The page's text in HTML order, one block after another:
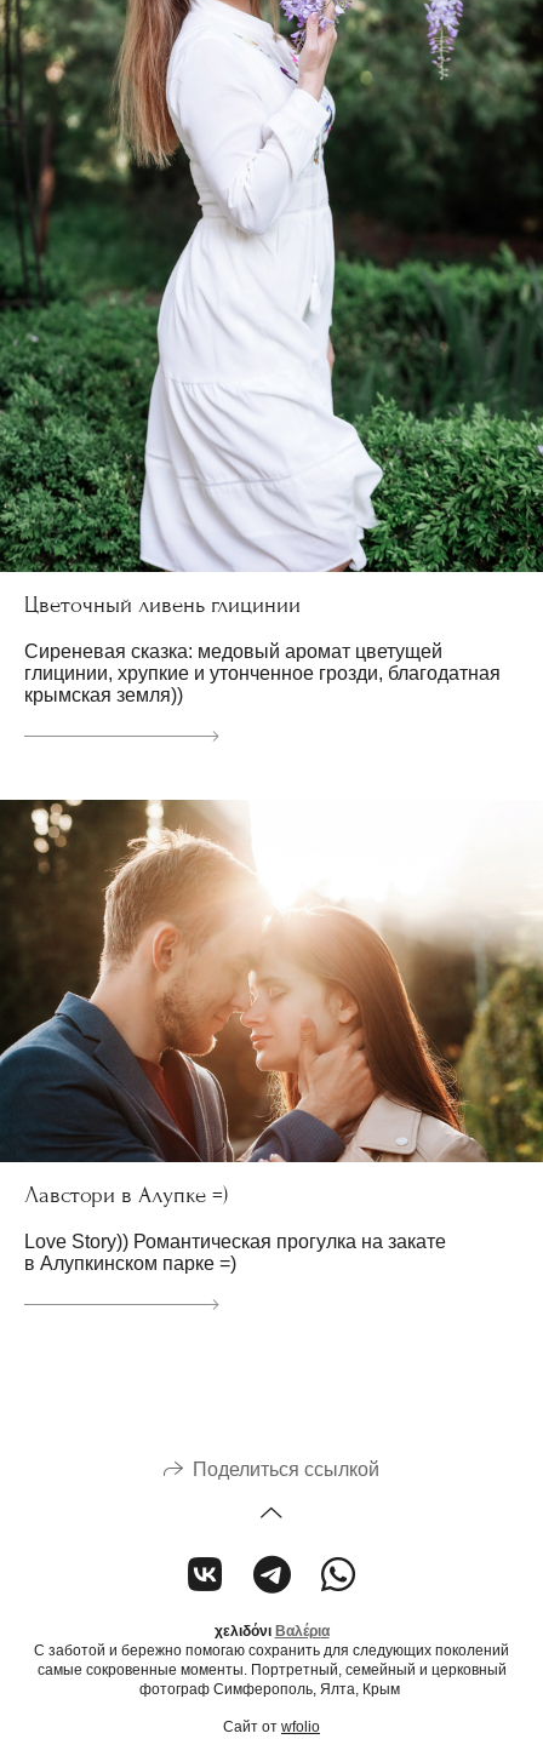
Цветочный ливень глицинии
Сиреневая сказка: медовый аромат цветущей
глицинии, хрупкие и утонченное грозди, благодатная
крымская земля))
Лавстори в Алупке =)
Love Story)) Романтическая прогулка на закате
в Алупкинском парке =)
Поделиться ссылкой
χελιδόνι Βαλέρια
С заботой и бережно помогаю сохранить для следующих поколений
самые сокровенные моменты. Портретный, семейный и церковный
фотограф Симферополь, Ялта, Крым
Сайт от wfolio